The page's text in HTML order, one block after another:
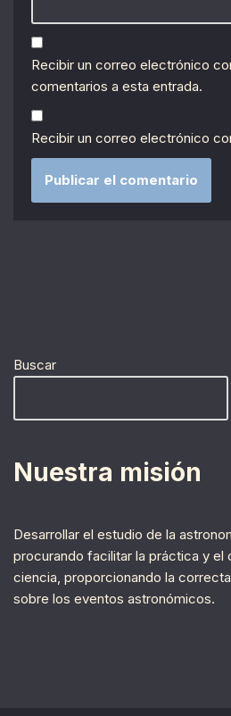
Recibir un correo electrónico
comentarios a esta entrada.
Recibir un correo electrónico
Buscar
Nuestra misión
Desarrollar el estudio de la
procurando facilitar la práctica y el
ciencia, proporcionando la
sobre los eventos astronómicos.